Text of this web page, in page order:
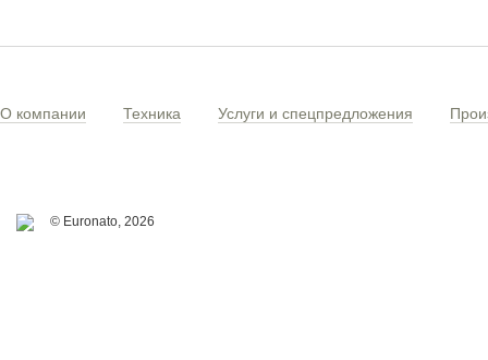
О компании Техника Услуги и спецпредложения
© Euronato, 2026